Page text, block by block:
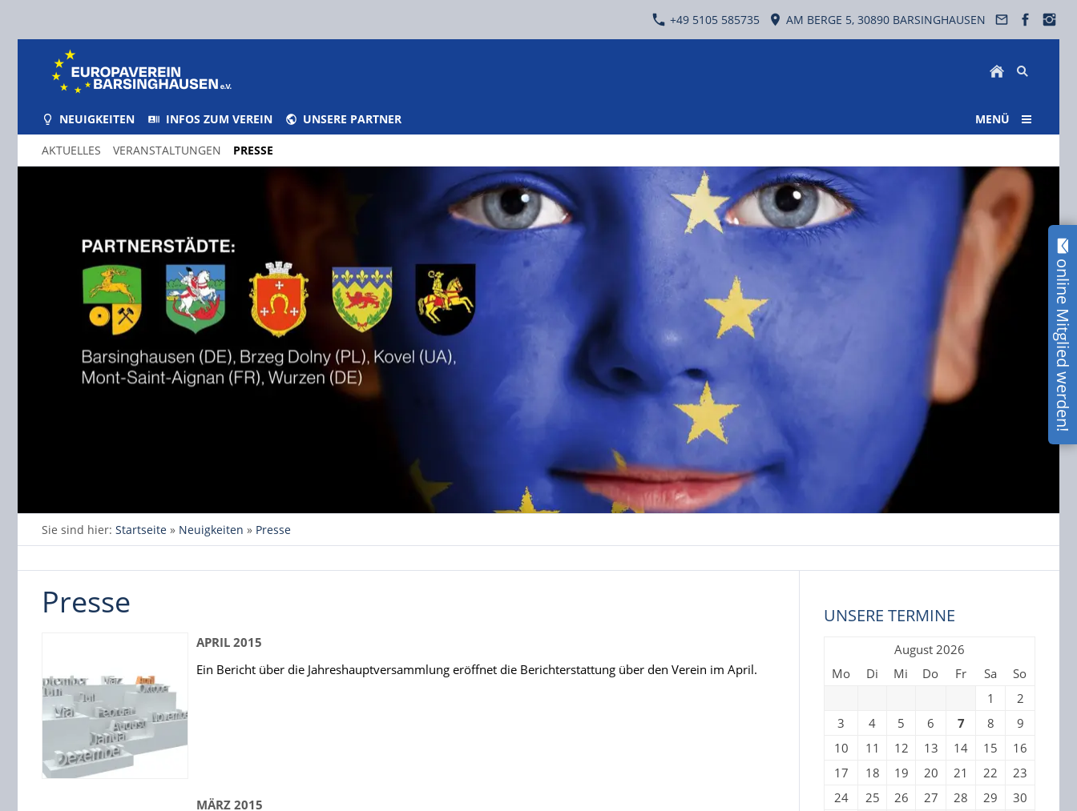
+49 5105 585735 AM BERGE 5, 30890 BARSINGHAUSEN
NEUIGKEITEN INFOS ZUM VEREIN UNSERE PARTNER MENÜ
AKTUELLES VERANSTALTUNGEN PRESSE
Sie sind hier: Startseite » Neuigkeiten » Presse
Presse
APRIL 2015
Ein Bericht über die Jahreshauptversammlung eröffnet die Berichterstattung über den Verein im April.
MÄRZ 2015
online Mitglied werden!
UNSERE TERMINE
August 2026
Mo
Di Mi Do Fr Sa
So
1
2
3
4 5 6 7 8
9
10
11 12 13 14 15
16
17
18 19 20 21 22
23
24
25 26 27 28 29
30